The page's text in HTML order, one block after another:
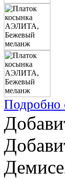
Подробно